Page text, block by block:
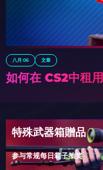
八月 06 文章
如何在 CS2中租
特殊武器箱贈品
参与常规每日箱子抽奖